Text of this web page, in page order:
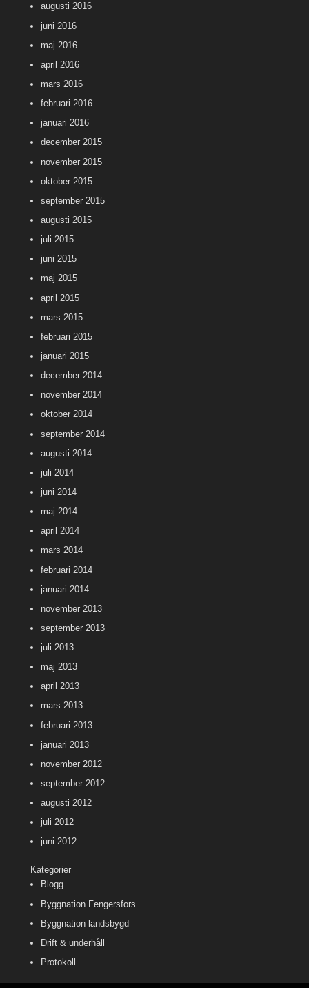
augusti 2016
juni 2016
maj 2016
april 2016
mars 2016
februari 2016
januari 2016
december 2015
november 2015
oktober 2015
september 2015
augusti 2015
juli 2015
juni 2015
maj 2015
april 2015
mars 2015
februari 2015
januari 2015
december 2014
november 2014
oktober 2014
september 2014
augusti 2014
juli 2014
juni 2014
maj 2014
april 2014
mars 2014
februari 2014
januari 2014
november 2013
september 2013
juli 2013
maj 2013
april 2013
mars 2013
februari 2013
januari 2013
november 2012
september 2012
augusti 2012
juli 2012
juni 2012
Kategorier
Blogg
Byggnation Fengersfors
Byggnation landsbygd
Drift & underhåll
Protokoll